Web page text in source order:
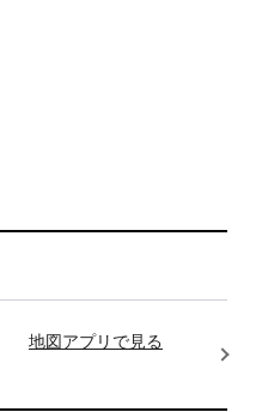
地図アプリで見る